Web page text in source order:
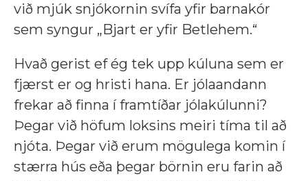
við mjúk snjókornin svífa yfir barnakór
sem syngur „Bjart er yfir Betlehem.“
Hvað gerist ef ég tek upp kúluna sem er
fjærst er og hristi hana. Er jólaandann
frekar að finna í framtíðar jólakúlunni?
Þegar við höfum loksins meiri tíma til að
njóta. Þegar við erum mögulega komin í
stærra hús eða þegar börnin eru farin að